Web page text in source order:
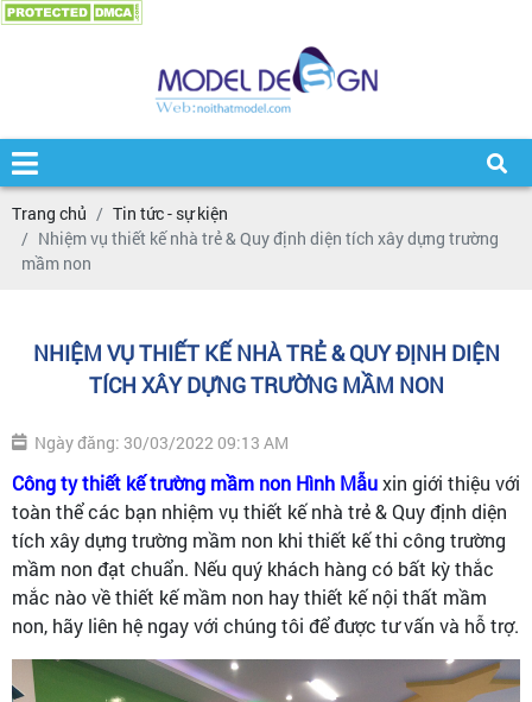
Trang chủ
Tin tức - sự kiện
Nhiệm vụ thiết kế nhà trẻ & Quy định diện tích xây dựng trường
mầm non
NHIỆM VỤ THIẾT KẾ NHÀ TRẺ & QUY ĐỊNH DIỆN
TÍCH XÂY DỰNG TRƯỜNG MẦM NON
Ngày đăng: 30/03/2022 09:13 AM
Công ty thiết kế trường mầm non Hình Mẫuxin giới thiệu với
toàn thể các bạn nhiệm vụ thiết kế nhà trẻ & Quy định diện
tích xây dựng trường mầm non khi thiết kế thi công trường
mầm non đạt chuẩn. Nếu quý khách hàng có bất kỳ thắc
mắc nào về thiết kế mầm non hay thiết kế nội thất mầm
non, hãy liên hệ ngay với chúng tôi để được tư vấn và hỗ trợ.